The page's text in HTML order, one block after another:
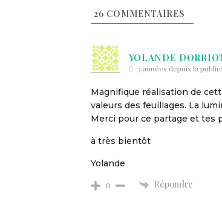
26 COMMENTAIRES
YOLANDE
5 années depuis la
Magnifique réalisation de
valeurs des feuillages. La
Merci pour ce partage et tes
à très bientôt
Yolande
0 Répondre